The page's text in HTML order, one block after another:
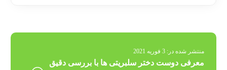
منتشر شده در: 3 فوریه 2021
معرفی دوست دختر سلبریتی ها با بررسی دقیق